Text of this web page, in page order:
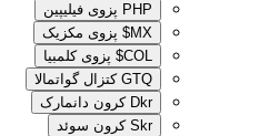
PHP پزوی فیلیپین
MX$
پزوی مکزیک
COL$
پزوی کلمبیا
GTQ کتزال گواتمالا
Dkr کرون دانمارک
Skr کرون سوئد